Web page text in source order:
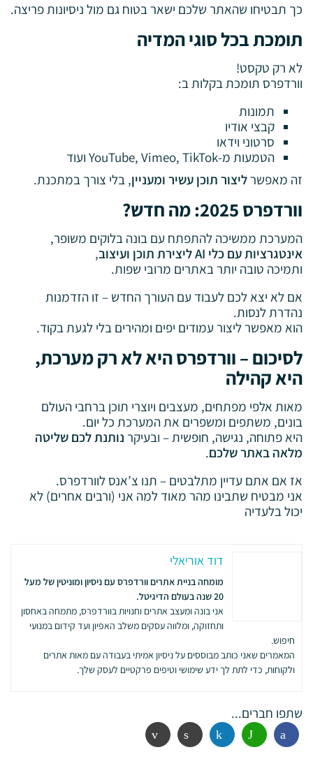
כך תבטיחו שהאתר שלכם ישאר בטוח גם מול ניסיונות פריצה.
תומכת בכל סוגי המדיה
לא רק טקסט!
וורדפרס תומכת בקלות ב:
תמונות
קבצי אודיו
סרטוני וידאו
הטמעות מ-YouTube, Vimeo, TikTok ועוד
זה מאפשרליצור תוכן עשיר ומעניין, בלי צורך במתכנת.
וורדפרס 2025: מה חדש?
המערכת ממשיכה להתפתח עם בונה בלוקים משופר,
אינטגרציות עם כלי AI ליצירת תוכן ועיצוב
,
ותמיכה טובה יותר באתרים מרובי שפות.
אם לא יצא לכם לעבוד עם העורך החדש – זו הזדמנות
נהדרת לנסות.
הוא מאפשר ליצור עמודים יפים ומהירים בלי לגעת בקוד.
לסיכום – וורדפרס היא לא רק מערכת,
היא קהילה
מאות אלפי מפתחים, מעצבים ויוצרי תוכן ברחבי העולם
בונים, משתפים ומשפרים את המערכת כל יום.
היא פתוחה, נגישה, חופשית – ובעיקרנותנת לכם שליטה
מלאה באתר שלכם.
אז אם אתם עדיין מתלבטים – תנו צ’אנס לוורדפרס.
אני מבטיח שתבינו מהר מאוד למה אני (ורבים אחרים) לא
יכול בלעדיה
דוד אוריאלי
מומחה בניית אתרים וורדפרס עם ניסיון ומוניטין של מעל
20 שנה בעולם הדיגיטל.
אני בונה ומעצב אתרים וחנויות בוורדפרס, מתמחה באחסון
ותחזוקה, ומלווה עסקים משלב האפיון ועד קידום במנועי
חיפוש.
המאמרים שאני כותב מבוססים על ניסיון אמיתי בעבודה עם מאות אתרים
ולקוחות, כדי לתת לך ידע שימושי וטיפים פרקטיים לעסק שלך.
שתפו חברים...
פייסבוק ווטסאפ לינקדין הדפסה אימייל